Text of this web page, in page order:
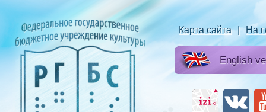
Карта сайта | На
English